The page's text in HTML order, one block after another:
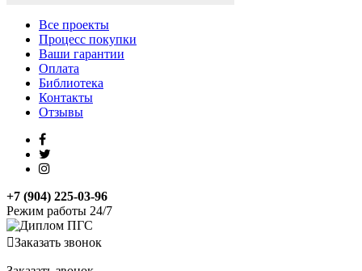
Все проекты
Процесс покупки
Ваши гарантии
Оплата
Библиотека
Контакты
Отзывы
+7 (904) 225-03-96
Режим работы 24/7
Заказать звонок